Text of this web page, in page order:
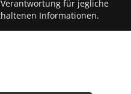
für jegliche
Informationen.